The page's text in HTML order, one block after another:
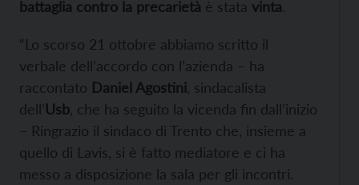
battaglia contro la precarietà è stata vinta.
“Lo scorso 21 ottobre abbiamo scritto il
verbale dell’accordo con l’azienda – ha
raccontato Daniel Agostini , sindacalista
dell’Usb , che ha seguito la vicenda fin dall’inizio
– Ringrazio il sindaco di Trento che, insieme a
quello di Lavis, si è fatto mediatore e ci ha
messo a disposizione la sala per gli incontri.